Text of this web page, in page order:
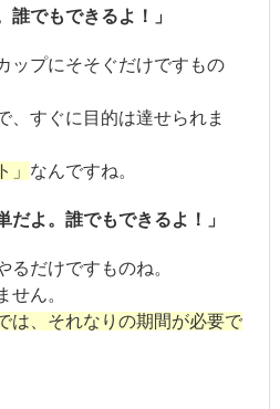
誰でもできるよ！」
ップにそそぐだけですもの
、すぐに目的は達せられま
」 なんですね。
だよ。誰でもできるよ！」
るだけですものね。
せん。
は、それなりの期間が必要で